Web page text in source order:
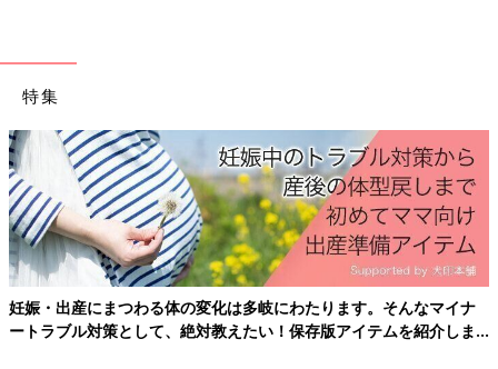
Amazonで購入
特集
妊娠・出産にまつわる体の変化は多岐にわたります。そんなマイナ
ートラブル対策として、絶対教えたい！保存版アイテムを紹介しま